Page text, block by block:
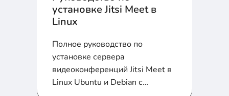
установке Jitsi Meet в
Linux
Полное руководство по
установке сервера
видеоконференций Jitsi Meet в
Linux Ubuntu и Debian с